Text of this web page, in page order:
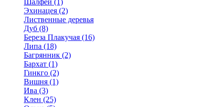
Шалфей (1)
Эхинацея (2)
Лиственные деревья
Дуб (8)
Береза Плакучая (16)
Липа (18)
Багрянник (2)
Бархат (1)
Гинкго (2)
Вишня (1)
Ива (3)
Клен (25)